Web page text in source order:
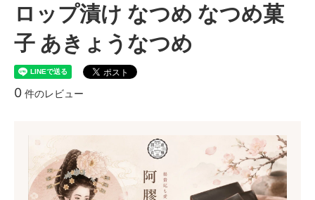
ロップ漬け なつめ なつめ菓
子 あきょうなつめ
0 件のレビュー